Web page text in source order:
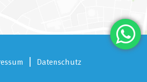
Datenschutz